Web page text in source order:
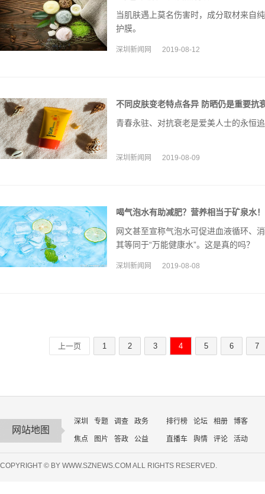
当肌肤遇上莫名伤害时，成分取材来自
护膜。
深圳新闻网 2019-08-12
不同皮肤变老特点各异 防晒仍是重要抗
青春永驻、对抗衰老是爱美人士的永恒
深圳新闻网 2019-08-09
喝气泡水有助减肥？营养相当于矿泉水！
网文甚至宣称气泡水可促进血液循环、
其等同于“万能健康水”。这是真的吗？
深圳新闻网 2019-08-08
上一页 1 2 3 4 5 6 7
网站地图
深圳 专题 调查 政务 排行榜 论坛 相册 博客
焦点 图片 答政 公益 直播车 舆情 评论 活动
COPYRIGHT © BY WWW.SZNEWS.COM ALL RIGHTS RESERVED.